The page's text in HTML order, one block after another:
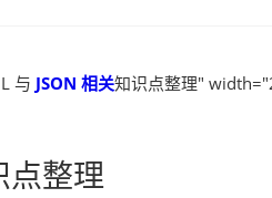
与 JSON 相关知识点整理"
点整理